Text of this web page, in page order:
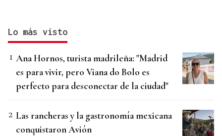
Lo más visto
Ana Hornos, turista madrileña: "Madrid
es para vivir, pero Viana do Bolo es
perfecto para desconectar de la ciudad"
Las rancheras y la gastronomía mexicana
conquistaron Avión